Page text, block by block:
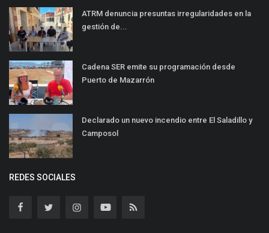
ATRM denuncia presuntas irregularidades en la
gestión de...
Cadena SER emite su programación desde
Puerto de Mazarrón
Declarado un nuevo incendio entre El Saladillo y
Camposol
REDES SOCIALES